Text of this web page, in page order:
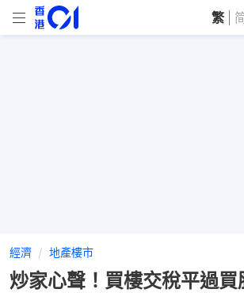
繁
經濟 地產樓市
炒家心聲！買樓交稅平過